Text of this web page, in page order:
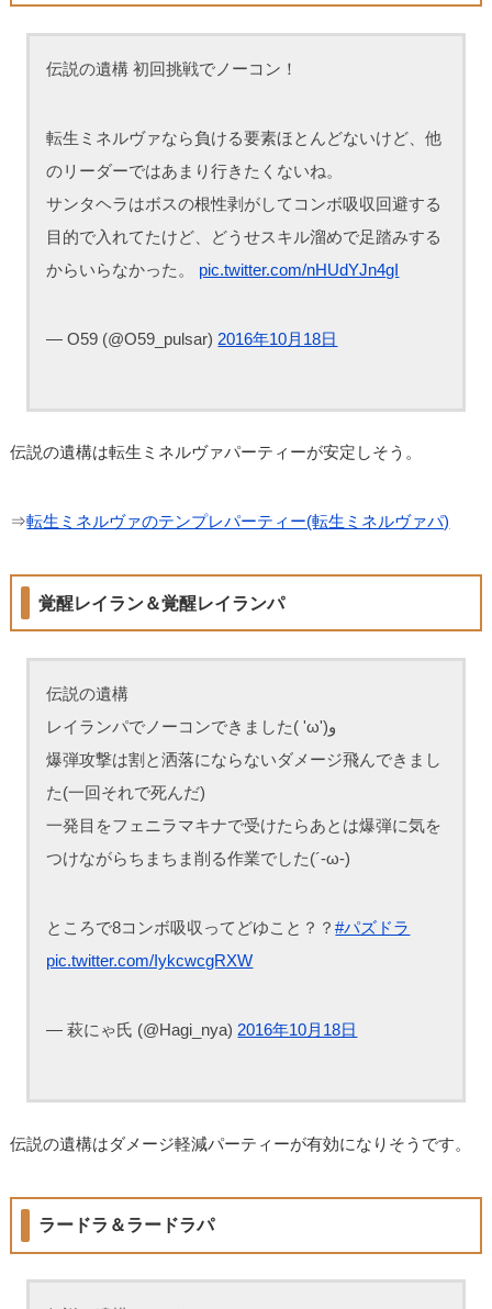
伝説の遺構 初回挑戦でノーコン！
転生ミネルヴァなら負ける要素ほとんどないけど、他
のリーダーではあまり行きたくないね。
サンタヘラはボスの根性剥がしてコンボ吸収回避する
目的で入れてたけど、どうせスキル溜めで足踏みする
からいらなかった。 pic.twitter.com/nHUdYJn4gI
— O59 (@O59_pulsar) 2016年10月18日
伝説の遺構は転生ミネルヴァパーティーが安定しそう。
⇒転生ミネルヴァのテンプレパーティー(転生ミネルヴァパ)
覚醒レイラン＆覚醒レイランパ
伝説の遺構
レイランパでノーコンできました( 'ω')و
爆弾攻撃は割と洒落にならないダメージ飛んできまし
た(一回それで死んだ)
一発目をフェニラマキナで受けたらあとは爆弾に気を
つけながらちまちま削る作業でした(´-ω-)
ところで8コンボ吸収ってどゆこと？？#パズドラ
pic.twitter.com/IykcwcgRXW
— 萩にゃ氏 (@Hagi_nya) 2016年10月18日
伝説の遺構はダメージ軽減パーティーが有効になりそうです。
ラードラ＆ラードラパ